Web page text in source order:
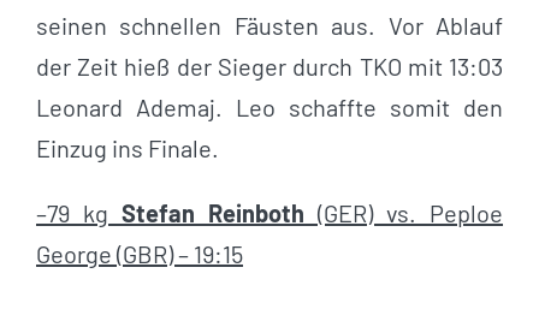
seinen schnellen Fäusten aus. Vor Ablauf
der Zeit hieß der Sieger durch TKO mit 13:03
Leonard Ademaj. Leo schaffte somit den
Einzug ins Finale.
–79 kg Stefan Reinboth (GER) vs. Peploe
George (GBR) – 19:15